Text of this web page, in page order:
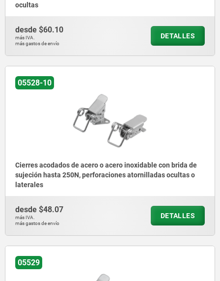
ocultas
desde $60.10
más IVA.
más gastos de envío
DETALLES
05528-10
Cierres acodados de acero o acero inoxidable con brida de
sujeción hasta 250N, perforaciones atornilladas ocultas o
laterales
desde $48.07
más IVA.
más gastos de envío
DETALLES
05529